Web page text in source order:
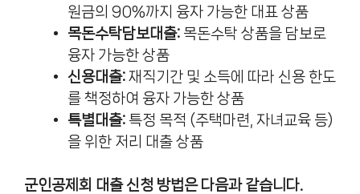
원금의 90%까지 융자 가능한 대표 상품
목돈수탁담보대출: 목돈수탁 상품을 담보로
융자 가능한 상품
신용대출: 재직기간 및 소득에 따라 신용 한도
를 책정하여 융자 가능한 상품
특별대출: 특정 목적 (주택마련, 자녀교육 등)
을 위한 저리 대출 상품
군인공제회 대출 신청 방법은 다음과 같습니다.